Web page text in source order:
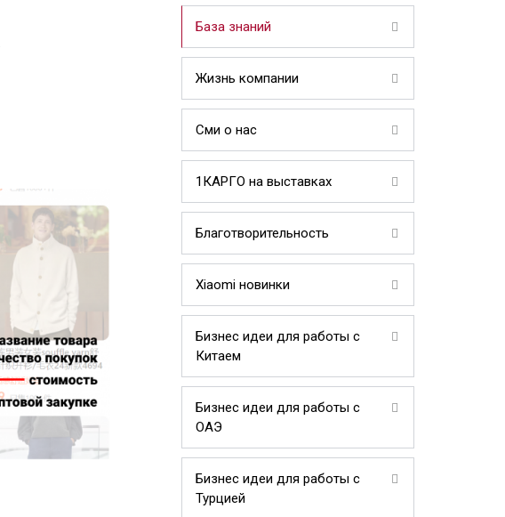
База знаний
Жизнь компании
Сми о нас
1КАРГО на выставках
Благотворительность
Xiaomi новинки
Бизнес идеи для работы с
Китаем
Бизнес идеи для работы с
ОАЭ
Бизнес идеи для работы с
Турцией